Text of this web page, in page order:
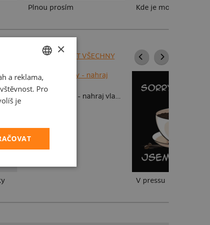
Plnou prosím Kde je motor?
ZOBRAZIT VŠECHNY
Dětské kresby - nahraj vlastní
V pressu
CZECH
SLOVAK
×
a reklama,
Pro
je